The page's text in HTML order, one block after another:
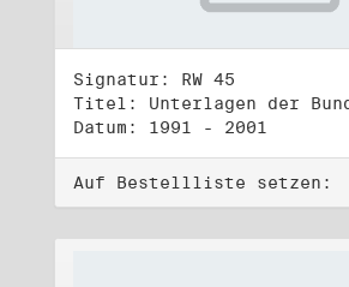
Signatur: RW 45
Datum: 1991 - 2001
Auf Bestellliste setzen: